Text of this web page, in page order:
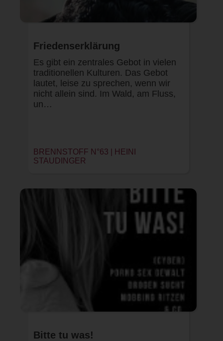
Friedenserklärung
Es gibt ein zentrales Gebot in vielen
traditionellen Kulturen. Das Gebot
lautet, leise zu sprechen, wenn wir
nicht allein sind. Im Wald, am Fluss,
un…
BRENNSTOFF N°63 |
HEINI
STAUDINGER
Bitte tu was!